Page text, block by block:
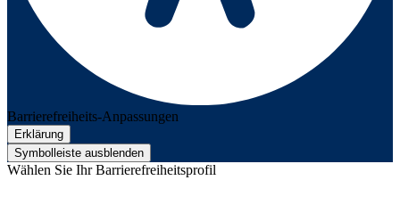
Barrierefreiheits-Anpassungen
Erklärung
Symbolleiste ausblenden
Wählen Sie Ihr Barrierefreiheitsprofil